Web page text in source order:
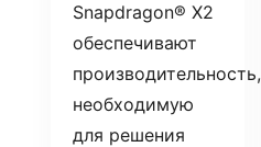
Snapdragon® X2
обеспечивают
производительность,
необходимую
для решения